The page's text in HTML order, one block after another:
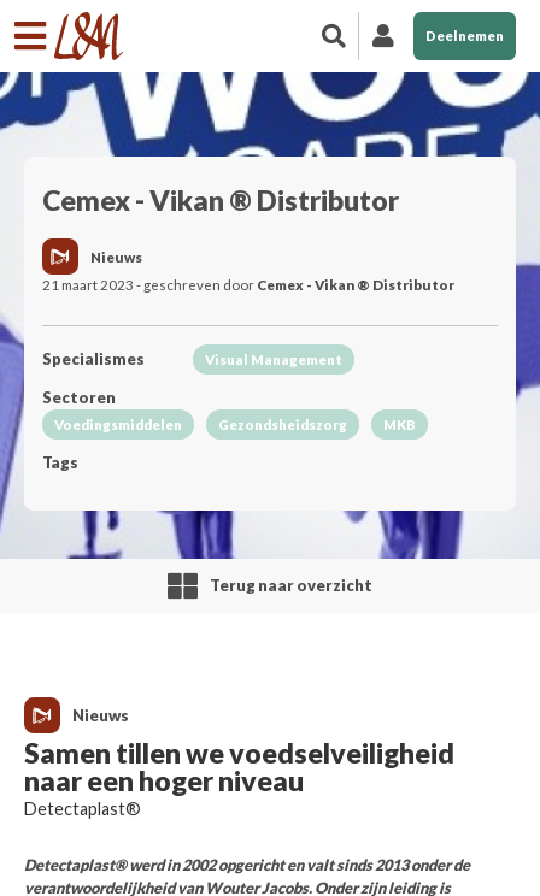
Deelnemen
Cemex - Vikan ® Distributor
Nieuws
21 maart 2023 - geschreven door Cemex - Vikan ® Distributor
Specialismes Visual Management
Sectoren
Voedingsmiddelen Gezondsheidszorg MKB
Tags
Terug naar overzicht
Nieuws
Samen tillen we voedselveiligheid
naar een hoger niveau
Detectaplast®
Detectaplast® werd in 2002 opgericht en valt sinds 2013 onder de
verantwoordelijkheid van Wouter Jacobs. Onder zijn leiding is